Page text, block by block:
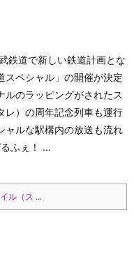
鉄道で新しい鉄道計画とな
スペシャル」の開催が決定
ルのラッピングがされたス
レ）の周年記念列車も運行
ャルな駅構内の放送も流れ
ふぇ！ ...
ル（ス ...